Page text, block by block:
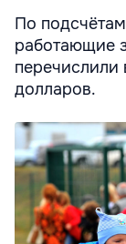
По
работающие
перечислили
долларов.